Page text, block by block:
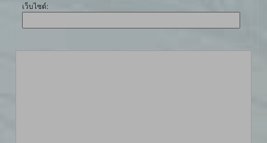
เว็บไซต์: